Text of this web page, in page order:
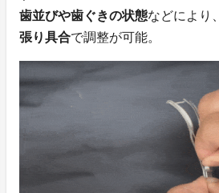
歯並びや歯ぐきの状態などにより、
張り具合で調整が可能。